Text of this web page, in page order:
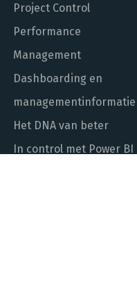
Project Control
Performance
Management
Dashboarding en
managementinformatie
Het DNA van beter
In control met Power BI